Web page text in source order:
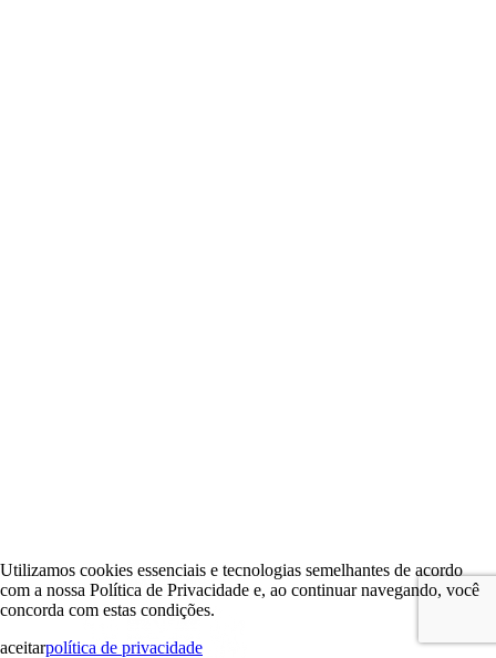
Utilizamos cookies essenciais e tecnologias semelhantes de acordo
com a nossa Política de Privacidade e, ao continuar navegando, você
concorda com estas condições.
aceitarpolítica de privacidade